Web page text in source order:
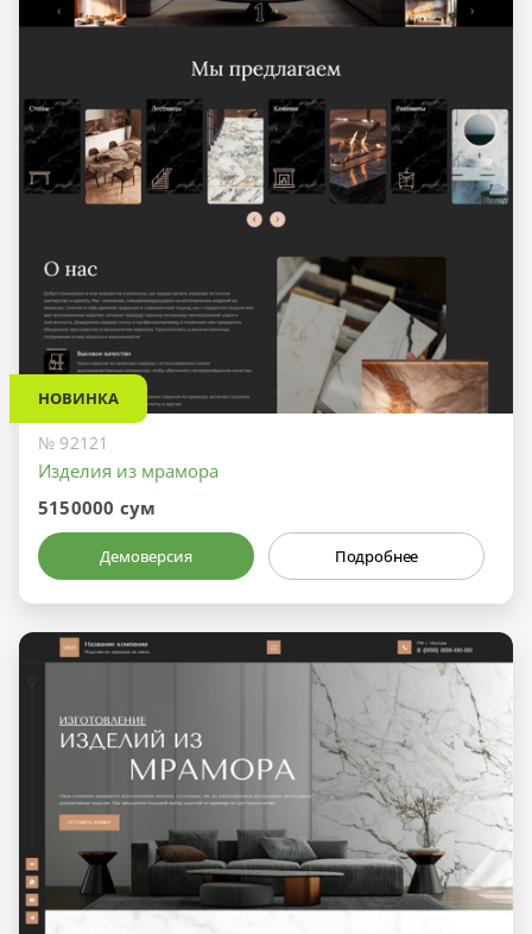
НОВИНКА
№ 92121
Изделия из мрамора
5150000 сум
Демоверсия Подробнее